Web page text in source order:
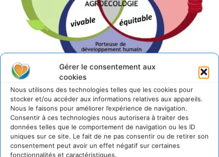
Gérer le consentement aux
cookies
Nous utilisons des technologies telles que les cookies pour
stocker et/ou accéder aux informations relatives aux appareils.
Nous le faisons pour améliorer l’expérience de navigation.
Consentir à ces technologies nous autorisera à traiter des
données telles que le comportement de navigation ou les ID
uniques sur ce site. Le fait de ne pas consentir ou de retirer son
consentement peut avoir un effet négatif sur certaines
fonctionnalités et caractéristiques.
L’objectif de ce Sommet
est de donner des clefs
pour que les acteurs du